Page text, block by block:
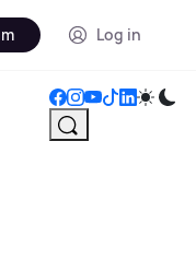
Log in